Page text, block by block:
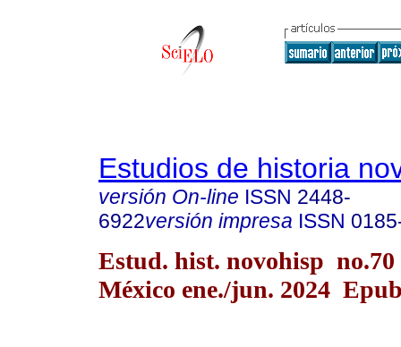
Estudios de historia
versión On-line ISSN 2448-
6922versión impresa ISSN
Estud. hist. novohisp
México ene./jun. 2024